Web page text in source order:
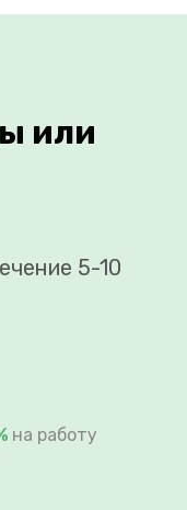
или
5-10
на работу